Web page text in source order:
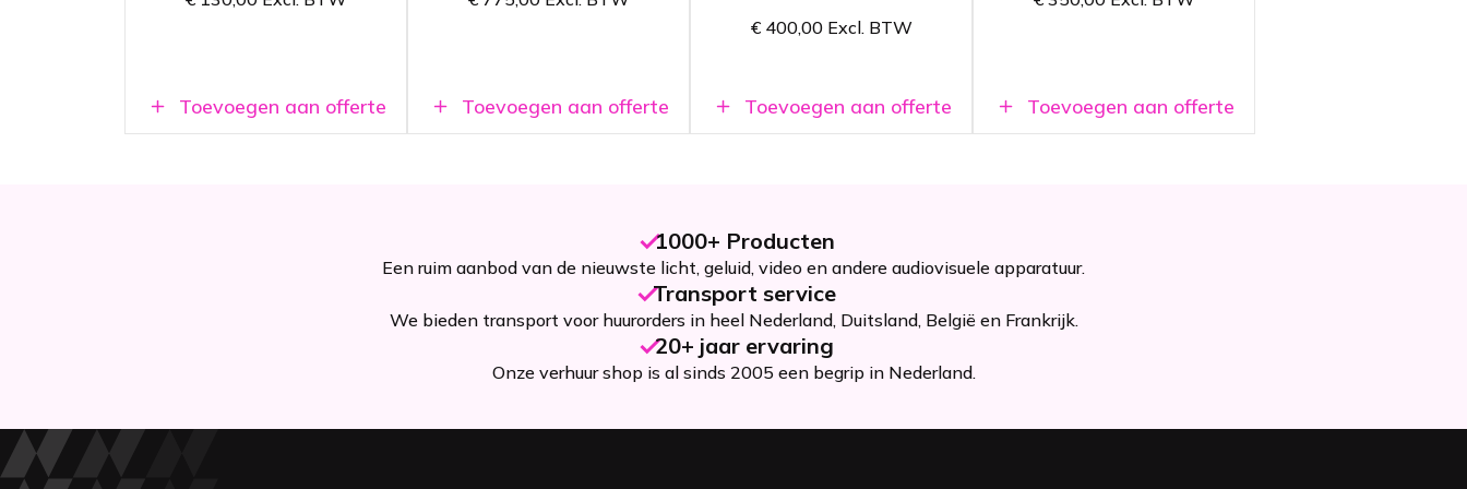
Toevoegen aan offerte Toevoegen aan offerte
Complete set met alle
benodigdheden
€400,00Excl. BTW
Toevoegen aan offerte Toevoegen aan offerte
1000+ Producten
Een ruim aanbod van de nieuwste licht, geluid, video en andere audiovisuele apparatuur.
Transport service
We bieden transport voor huurorders in heel Nederland, Duitsland, België en Frankrijk.
20+ jaar ervaring
Onze verhuur shop is al sinds 2005 een begrip in Nederland.